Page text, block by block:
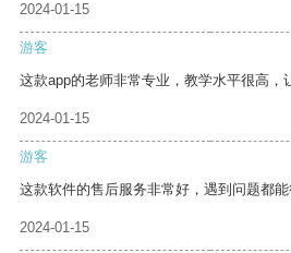
2024-01-15
游客
这款app的老师非常专业，教学水平很高，
2024-01-15
游客
这款软件的售后服务非常好，遇到问题都能
2024-01-15